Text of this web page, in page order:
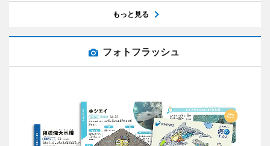
もっと見る
フォトフラッシュ